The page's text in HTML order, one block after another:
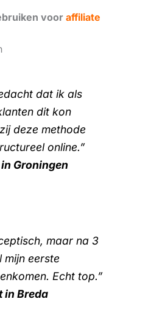
voor affiliate
dat ik als
dit kon
deze methode
online.”
Groningen
maar na 3
mijn eerste
Echt top.”
in Breda